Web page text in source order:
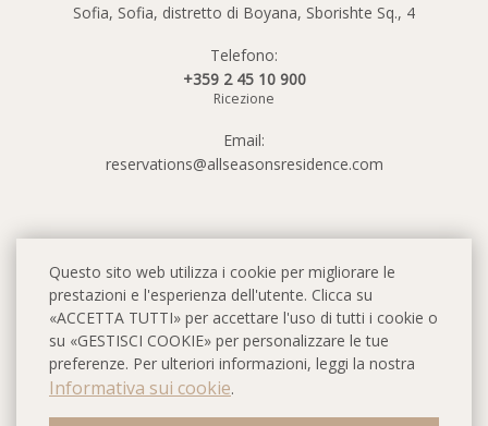
Questo sito web utilizza i cookie per migliorare le
prestazioni e l'esperienza dell'utente. Clicca su
«ACCETTA TUTTI» per accettare l'uso di tutti i cookie o
su «GESTISCI COOKIE» per personalizzare le tue
preferenze. Per ulteriori informazioni, leggi la nostra
Informativa sui cookie.
Sofia, Sofia, distretto di Boyana, Sborishte Sq., 4
Telefono:
+359 2 45 10 900
Ricezione
Email:
reservations@allseasonsresidence.com